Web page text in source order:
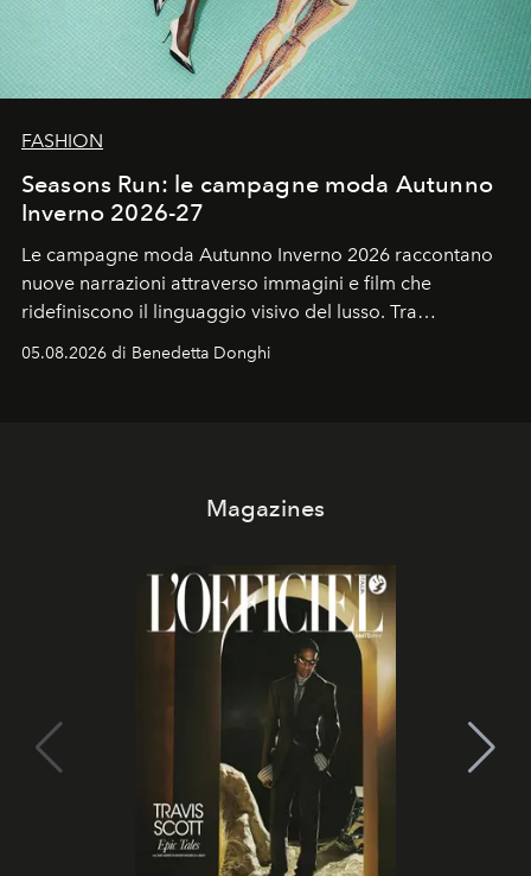
FASHION
Seasons Run: le campagne moda Autunno
Inverno 2026-27
Le campagne moda Autunno Inverno 2026 raccontano
nuove narrazioni attraverso immagini e film che
ridefiniscono il linguaggio visivo del lusso. Tra
protagonisti del cinema, volti della cultura
contemporanea e storytelling d'autore, le maison
05.08.2026 di Benedetta Donghi
Magazines